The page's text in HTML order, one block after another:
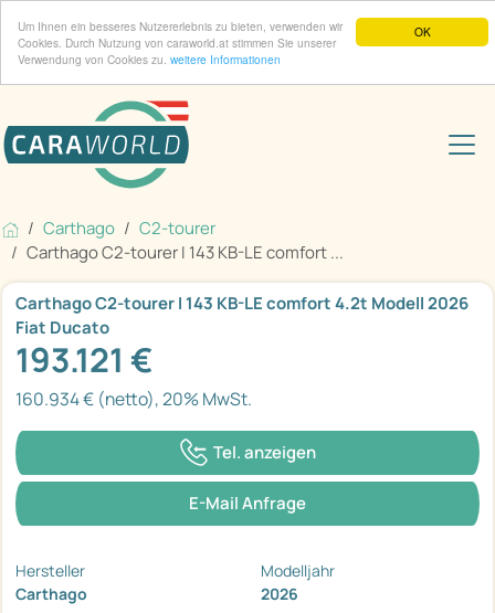
OK
Um Ihnen ein besseres Nutzererlebnis zu bieten, verwenden wir
Cookies. Durch Nutzung von caraworld.at stimmen Sie unserer
Verwendung von Cookies zu. weitere Informationen
Carthago
C2-tourer
Carthago C2-tourer I 143 KB-LE comfort ...
Carthago C2-tourer I 143 KB-LE comfort 4.2t Modell 2026
Fiat Ducato
193.121 €
160.934 € (netto), 20% MwSt.
Tel. anzeigen
E-Mail Anfrage
Hersteller
Carthago
Modelljahr
2026